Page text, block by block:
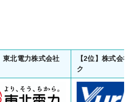
東北電力株式会社
【2位】株式会社
ク